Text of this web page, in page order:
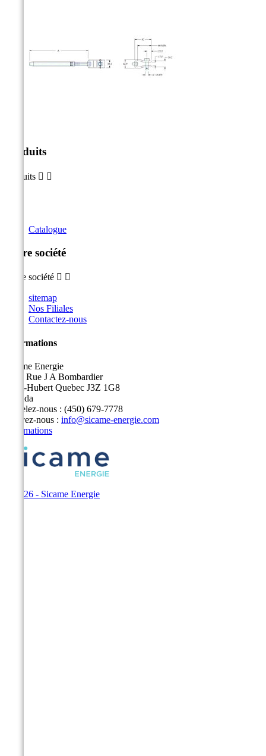
Produits
Produits  
Catalogue
Notre société
Notre société  
sitemap
Nos Filiales
Contactez-nous
Informations
Sicame Energie
5400 Rue J A Bombardier
Saint-Hubert Quebec J3Z 1G8
Canada
Appelez-nous : (450) 679-7778
Écrivez-nous : info@sicame-energie.com
Informations
© 2026 - Sicame Energie